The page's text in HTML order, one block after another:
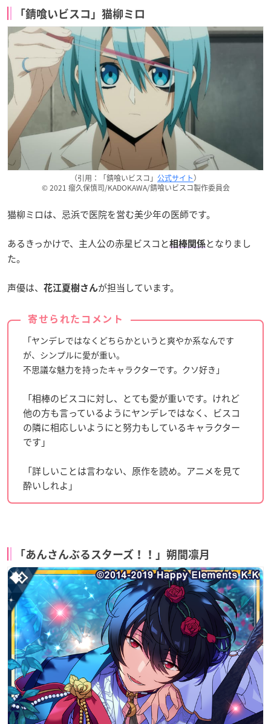
「錆喰いビスコ」猫柳ミロ
（引用：「錆喰いビスコ」 公式サイト）
© 2021 瘤久保慎司/KADOKAWA/錆喰いビスコ製作委員会
猫柳ミロは、忌浜で医院を営む美少年の医師です。
あるきっかけで、主人公の赤星ビスコと相棒関係となりまし
た。
声優は、 花江夏樹さんが担当しています。
寄せられたコメント
「ヤンデレではなくどちらかというと爽やか系なんです
が、シンプルに愛が重い。
不思議な魅力を持ったキャラクターです。クソ好き」
「相棒のビスコに対し、とても愛が重いです。けれど
他の方も言っているようにヤンデレではなく、ビスコ
の隣に相応しいようにと努力もしているキャラクター
です」
「詳しいことは言わない、原作を読め。アニメを見て
酔いしれよ」
「あんさんぶるスターズ！！」朔間凛月